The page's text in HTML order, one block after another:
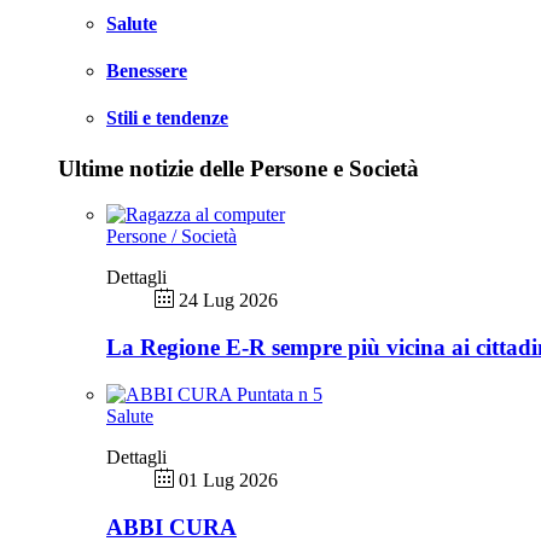
Salute
Benessere
Stili e tendenze
Ultime notizie delle Persone e Società
Persone / Società
Dettagli
24 Lug 2026
La Regione E-R sempre più vicina ai
Salute
Dettagli
01 Lug 2026
ABBI CURA